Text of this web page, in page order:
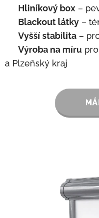
Hliníkový box –
Blackout látky –
Vyšší stabilita –
Výroba na míru
a Plzeňský kraj